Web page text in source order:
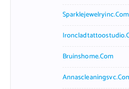
Sparklejewelryinc.com
Bruinshome.com